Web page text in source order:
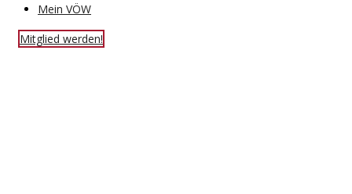
Mein VÖW
Mitglied werden!